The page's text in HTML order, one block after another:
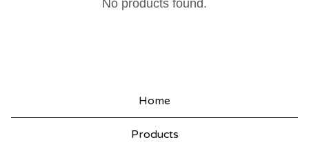
S
No products found.
Home
Products